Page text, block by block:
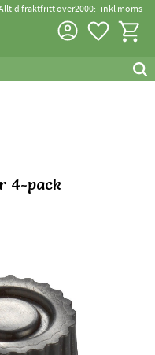
fraktfritt över2000:- inkl moms
Favoriter
4-pack